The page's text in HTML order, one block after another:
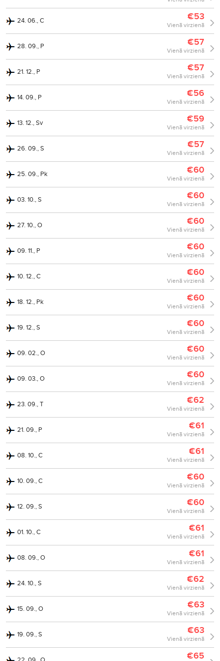
24. 06., C €53
Vienā virzienā
28. 09., P €57
Vienā virzienā
21. 12., P €57
Vienā virzienā
14. 09., P €56
Vienā virzienā
13. 12., Sv €59
Vienā virzienā
26. 09., S €57
Vienā virzienā
25. 09., Pk €60
Vienā virzienā
03. 10., S €60
Vienā virzienā
27. 10., O €60
Vienā virzienā
09. 11., P €60
Vienā virzienā
10. 12., C €60
Vienā virzienā
18. 12., Pk €60
Vienā virzienā
19. 12., S €60
Vienā virzienā
09. 02., O €60
Vienā virzienā
09. 03., O €60
Vienā virzienā
23. 09., T €62
Vienā virzienā
21. 09., P €61
Vienā virzienā
08. 10., C €61
Vienā virzienā
10. 09., C €60
Vienā virzienā
12. 09., S €60
Vienā virzienā
01. 10., C €61
Vienā virzienā
08. 09., O €61
Vienā virzienā
24. 10., S €62
Vienā virzienā
15. 09., O €63
Vienā virzienā
19. 09., S €63
Vienā virzienā
€65